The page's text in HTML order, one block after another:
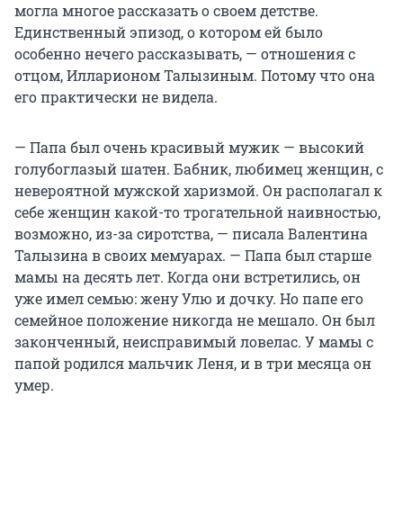
могла многое рассказать о своем детстве.
Единственный эпизод, о котором ей было
особенно нечего рассказывать, — отношения с
отцом, Илларионом Талызиным. Потому что она
его практически не видела.
— Папа был очень красивый мужик — высокий
голубоглазый шатен. Бабник, любимец женщин, с
невероятной мужской харизмой. Он располагал к
себе женщин какой-то трогательной наивностью,
возможно, из-за сиротства, — писала Валентина
Талызина в своих мемуарах. — Папа был старше
мамы на десять лет. Когда они встретились, он
уже имел семью: жену Улю и дочку. Но папе его
семейное положение никогда не мешало. Он был
законченный, неисправимый ловелас. У мамы с
папой родился мальчик Леня, и в три месяца он
умер.